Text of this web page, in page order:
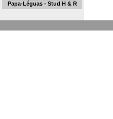
Papa-Léguas - Stud H & R